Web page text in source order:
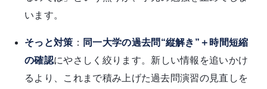
います。
そっと対策 ： 同一大学の過去問“縦解き”＋時間短縮
の確認にやさしく絞ります。新しい情報を追いかけ
るより、これまで積み上げた過去問演習の見直しを